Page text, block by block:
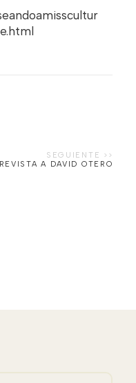
A DAVID OTERO